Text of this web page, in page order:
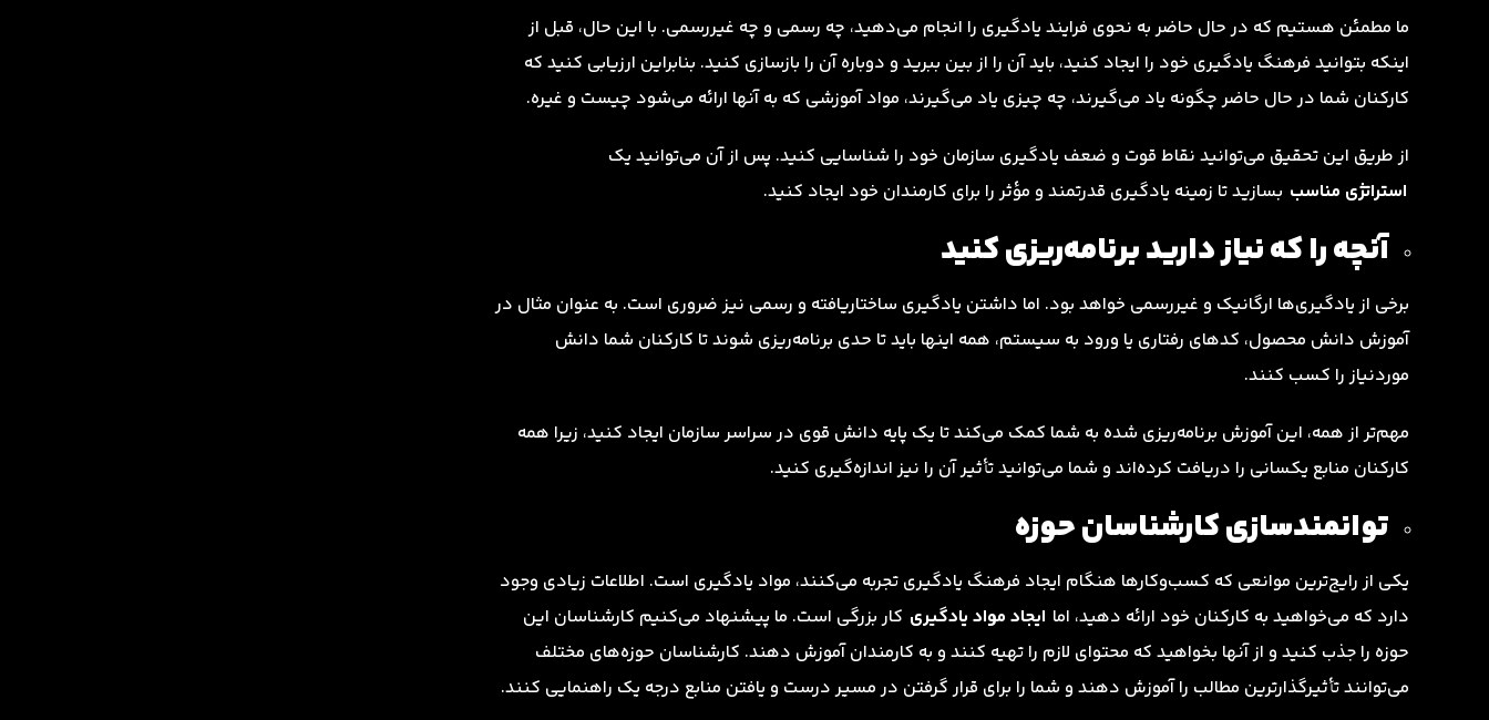
ما مطمئن هستیم که در حال حاضر به نحوی فرایند یادگیری را انجام می‌دهید، چه رسمی و چه غیررسمی. با این حال، قبل از
اینکه بتوانید فرهنگ یادگیری خود را ایجاد کنید، باید آن را از بین ببرید و دوباره آن را بازسازی کنید. بنابراین ارزیابی کنید که
کارکنان شما در حال حاضر چگونه یاد می‌گیرند، چه چیزی یاد می‌گیرند، مواد آموزشی که به آنها ارائه می‌شود چیست و غیره.
از طریق این تحقیق می‌توانید نقاط قوت و ضعف یادگیری سازمان خود را شناسایی کنید. پس از آن می‌توانید یک
استراتژی مناسب بسازید تا زمینه یادگیری قدرتمند و مؤثر را برای کارمندان خود ایجاد کنید.
آنچه را که نیاز دارید برنامه‌ریزی کنید
برخی از یادگیری‌ها ارگانیک و غیررسمی خواهد بود. اما داشتن یادگیری ساختاریافته و رسمی نیز ضروری است. به عنوان مثال در
آموزش دانش محصول، کدهای رفتاری یا ورود به سیستم، همه اینها باید تا حدی برنامه‌ریزی شوند تا کارکنان شما دانش
موردنیاز را کسب کنند.
مهم‌تر از همه، این آموزش برنامه‌ریزی شده به شما کمک می‌کند تا یک پایه دانش قوی در سراسر سازمان ایجاد کنید، زیرا همه
کارکنان منابع یکسانی را دریافت کرده‌اند و شما می‌توانید تأثیر آن را نیز اندازه‌گیری کنید.
توانمندسازی کارشناسان حوزه
یکی از رایج‌ترین موانعی که کسب‌وکارها هنگام ایجاد فرهنگ یادگیری تجربه می‌کنند، مواد یادگیری است. اطلاعات زیادی وجود
دارد که می‌خواهید به کارکنان خود ارائه دهید، اما ایجاد مواد یادگیری کار بزرگی است. ما پیشنهاد می‌کنیم کارشناسان این
حوزه را جذب کنید و از آنها بخواهید که محتوای لازم را تهیه کنند و به کارمندان آموزش دهند. کارشناسان حوزه‌های مختلف
می‌توانند تأثیرگذارترین مطالب را آموزش دهند و شما را برای قرار گرفتن در مسیر درست و یافتن منابع درجه یک راهنمایی کنند.